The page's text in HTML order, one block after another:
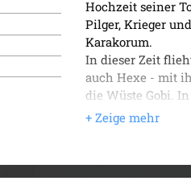
Hochzeit seiner
Pilger, Krieger
Karakorum.
In dieser Zeit
auch Hexe - mit
die Wüste Gobi.
Doch der
Ranas Wagen
Rana nimmt die